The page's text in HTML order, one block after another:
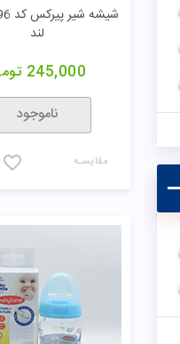
لند
245,000 تومان
ناموجود
مقایسـه